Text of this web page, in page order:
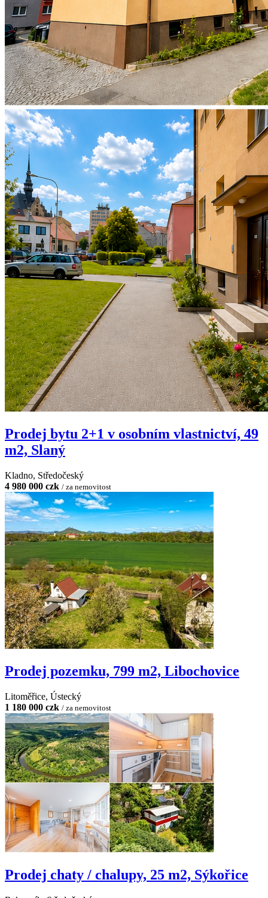
Prodej bytu 2+1 v osobním vlastnictví, 49
m2, Slaný
Kladno, Středočeský
4 980 000 czk / za nemovitost
Prodej pozemku, 799 m2, Libochovice
Litoměřice, Ústecký
1 180 000 czk / za nemovitost
Prodej chaty / chalupy, 25 m2, Sýkořice